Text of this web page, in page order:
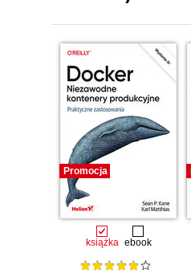
Promocja
książka ebook